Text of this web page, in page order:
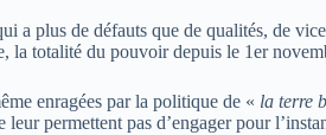
de défauts que de qualités, de
totalité du pouvoir depuis le 1er
enragées par la politique de « la terre
permettent pas d’engager pour